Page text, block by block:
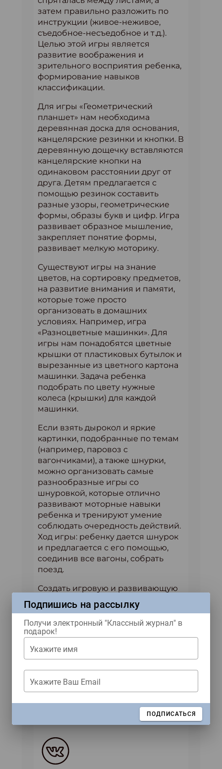
затем правильно разложить по
инструкции (живое-неживое,
съедобное-несъедобное и т.д.).
Целью этой игры является
развитие воображения и
зрительного восприятия ребенка,
формирование навыков
классификации.
Для игры «Геометрический
планшет» нам необходима
деревянная доска для основания,
канцелярские резинки и кнопки. В
деревянную дощечку вставляются
канцелярские кнопки на
одинаковом расстоянии друг от
друга. Детям предлагается с
помощью резинок составить
разные узоры, геометрические
формы, образы букв и цифр. Игра
развивает образное мышление,
закрепляет понятие формы,
развивает мелкую моторику.
Существуют игры на знание
цветов, на сортировку предметов,
на развитие внимания и памяти,
которые тоже просто
организовать в домашних
условиях. Например, игра
«Разноцветные машинки». Для
игры нам понадобятся цветные
крышки от пластиковых бутылок и
вырезанные из цветного картона
машинки. Задача ребенка
подобрать по цвету нужные
колеса (крышки) для каждой
машинки.
Если взять дырокол и яркие
картинки, подобранные по темам
(например, паровоз с
вагончиками), а также шнурки,
можно организовать самые
разнообразные игры со
шнуровкой, которые отлично
развивают моторные навыки
ребенка и тренируют умение
соблюдать очередность действий.
Ход игры: ребенку дается шнурок
и предлагается с его помощью,
соединив все вагоны, собрать
поезд.
Создать игровую и развивающую
под силу в домашних условиях
каждому взрослому. Творите
вместе с ребенком и для ребенка:
подберите иллюстрации и
украсить игру, вместе с ним
результат всего развития ребенка
Подпишись на рассылку
Получи электронный "Классный журнал" в
подарок!
Укажите имя
Укажите Ваш Email
ПОДПИСАТЬСЯ